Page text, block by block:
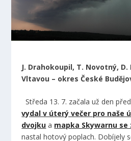
J. Drahokoupil, T. Novotný,
Vltavou – okres České
Středa 13. 7. začala už den
vydal v úterý večer pro naše
dvojku a mapka Skywarnu se
nastal hotový poplach. Dobíjely